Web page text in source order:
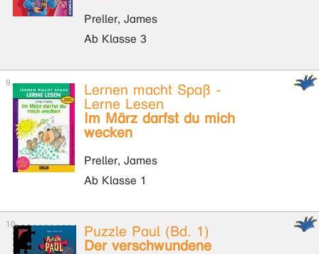
Preller, James
Ab Klasse 3
Lernen macht Spaß -
Lerne Lesen
Im März darfst du mich
wecken
Preller, James
Ab Klasse 1
Puzzle Paul (Bd. 1)
Der verschwundene